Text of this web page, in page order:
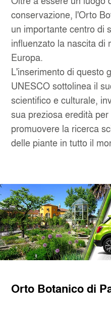
conservazione, l'Orto
un importante centro di
influenzato la nascita di
Europa.
L'inserimento di questo
UNESCO sottolinea il
scientifico e culturale,
sua preziosa eredità
promuovere la ricerca
delle piante in tutto il
Orto Botanico di